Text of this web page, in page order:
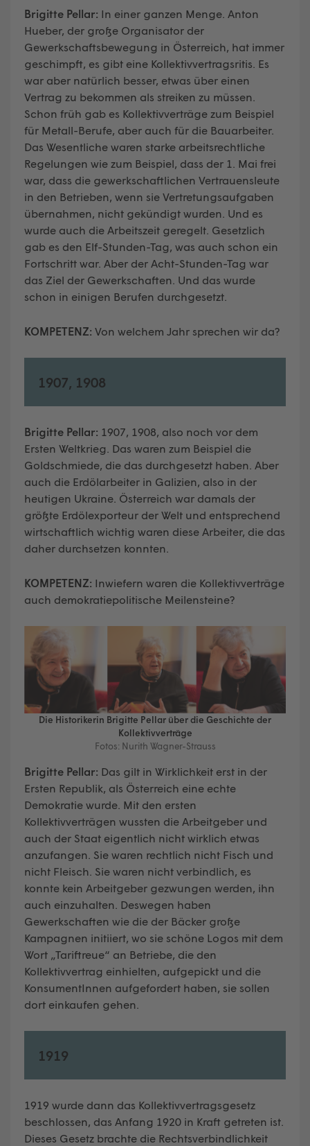
Brigitte Pellar: In einer ganzen Menge. Anton
Hueber, der große Organisator der
Gewerkschaftsbewegung in Österreich, hat immer
geschimpft, es gibt eine Kollektivvertragsritis. Es
war aber natürlich besser, etwas über einen
Vertrag zu bekommen als streiken zu müssen.
Schon früh gab es Kollektivverträge zum Beispiel
für Metall-Berufe, aber auch für die Bauarbeiter.
Das Wesentliche waren starke arbeitsrechtliche
Regelungen wie zum Beispiel, dass der 1. Mai frei
war, dass die gewerkschaftlichen Vertrauensleute
in den Betrieben, wenn sie Vertretungsaufgaben
übernahmen, nicht gekündigt wurden. Und es
wurde auch die Arbeitszeit geregelt. Gesetzlich
gab es den Elf-Stunden-Tag, was auch schon ein
Fortschritt war. Aber der Acht-Stunden-Tag war
das Ziel der Gewerkschaften. Und das wurde
schon in einigen Berufen durchgesetzt.
KOMPETENZ: Von welchem Jahr sprechen wir da?
1907, 1908
Brigitte Pellar: 1907, 1908, also noch vor dem
Ersten Weltkrieg. Das waren zum Beispiel die
Goldschmiede, die das durchgesetzt haben. Aber
auch die Erdölarbeiter in Galizien, also in der
heutigen Ukraine. Österreich war damals der
größte Erdölexporteur der Welt und entsprechend
wirtschaftlich wichtig waren diese Arbeiter, die das
daher durchsetzen konnten.
KOMPETENZ: Inwiefern waren die Kollektivverträge
auch demokratiepolitische Meilensteine?
Die Historikerin Brigitte Pellar über die Geschichte der
Kollektivverträge
Fotos: Nurith Wagner-Strauss
Brigitte Pellar: Das gilt in Wirklichkeit erst in der
Ersten Republik, als Österreich eine echte
Demokratie wurde. Mit den ersten
Kollektivverträgen wussten die Arbeitgeber und
auch der Staat eigentlich nicht wirklich etwas
anzufangen. Sie waren rechtlich nicht Fisch und
nicht Fleisch. Sie waren nicht verbindlich, es
konnte kein Arbeitgeber gezwungen werden, ihn
auch einzuhalten. Deswegen haben
Gewerkschaften wie die der Bäcker große
Kampagnen initiiert, wo sie schöne Logos mit dem
Wort „Tariftreue“ an Betriebe, die den
Kollektivvertrag einhielten, aufgepickt und die
KonsumentInnen aufgefordert haben, sie sollen
dort einkaufen gehen.
1919
1919 wurde dann das Kollektivvertragsgesetz
beschlossen, das Anfang 1920 in Kraft getreten ist.
Dieses Gesetz brachte die Rechtsverbindlichkeit